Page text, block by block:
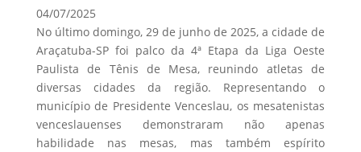
04/07/2025
No último domingo, 29 de junho de 2025, a cidade de
Araçatuba-SP foi palco da 4ª Etapa da Liga Oeste
Paulista de Tênis de Mesa, reunindo atletas de
diversas cidades da região. Representando o
município de Presidente Venceslau, os mesatenistas
venceslauenses demonstraram não apenas
habilidade nas mesas, mas também espírito